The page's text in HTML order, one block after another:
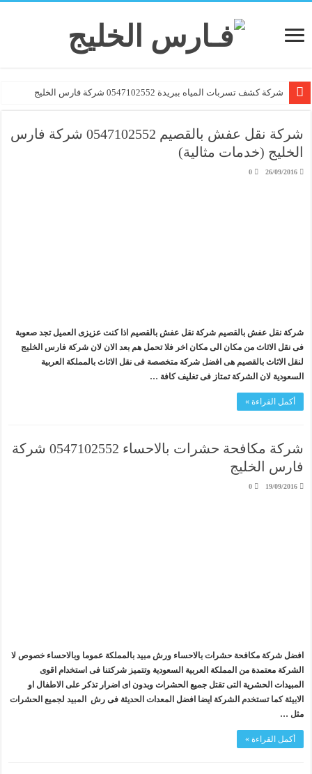
شركة كشف تسربات المياه ببريدة 0547102552 شركة فارس الخليج
شركة نقل عفش بالقصيم 0547102552 شركة فارس
الخليج (خدمات مثالية)
26/09/2016
0
شركة نقل عفش بالقصيم شركة نقل عفش بالقصيم اذا كنت عزيزى العميل تجد صعوبة
فى نقل الاثاث من مكان الى مكان اخر فلا تحمل هم بعد الان لان شركة فارس الخليج
لنقل الاثاث بالقصيم هى افضل شركة متخصصة فى نقل الاثاث بالمملكة العربية
السعودية لان الشركة تمتاز فى تغليف كافة …
أكمل القراءة »
شركة مكافحة حشرات بالاحساء 0547102552 شركة
فارس الخليج
19/09/2016
0
افضل شركة مكافحة حشرات بالاحساء ورش مبيد بالمملكة عموما وبالاحساء خصوص لا
الشركة معتمدة من المملكة العربية السعودية وتتميز شركتنا فى استخدام اقوى
المبيدات الحشرية التى تقتل جميع الحشرات وبدون اى اضرار تذكر على الاطفال او
الابيئة كما تستخدم الشركة ايضا افضل المعدات الحديثة فى رش المبيد لجميع الحشرات
مثل …
أكمل القراءة »